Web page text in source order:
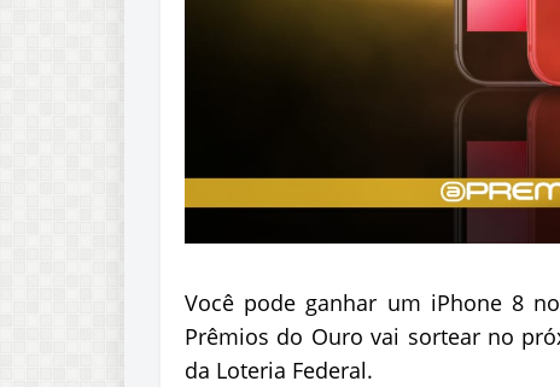
Você pode ganhar um iPhone 8
Prêmios do Ouro vai sortear no
da Loteria Federal.